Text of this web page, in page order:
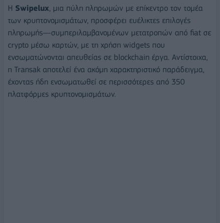
Η Swipelux, μια πύλη πληρωμών με επίκεντρο τον τομέα
των κρυπτονομισμάτων, προσφέρει ευέλικτες επιλογές
πληρωμής—συμπεριλαμβανομένων μετατροπών από fiat σε
crypto μέσω καρτών, με τη χρήση widgets που
ενσωματώνονται απευθείας σε blockchain έργα. Αντίστοιχα,
η Transak αποτελεί ένα ακόμη χαρακτηριστικό παράδειγμα,
έχοντας ήδη ενσωματωθεί σε περισσότερες από 350
πλατφόρμες κρυπτονομισμάτων.